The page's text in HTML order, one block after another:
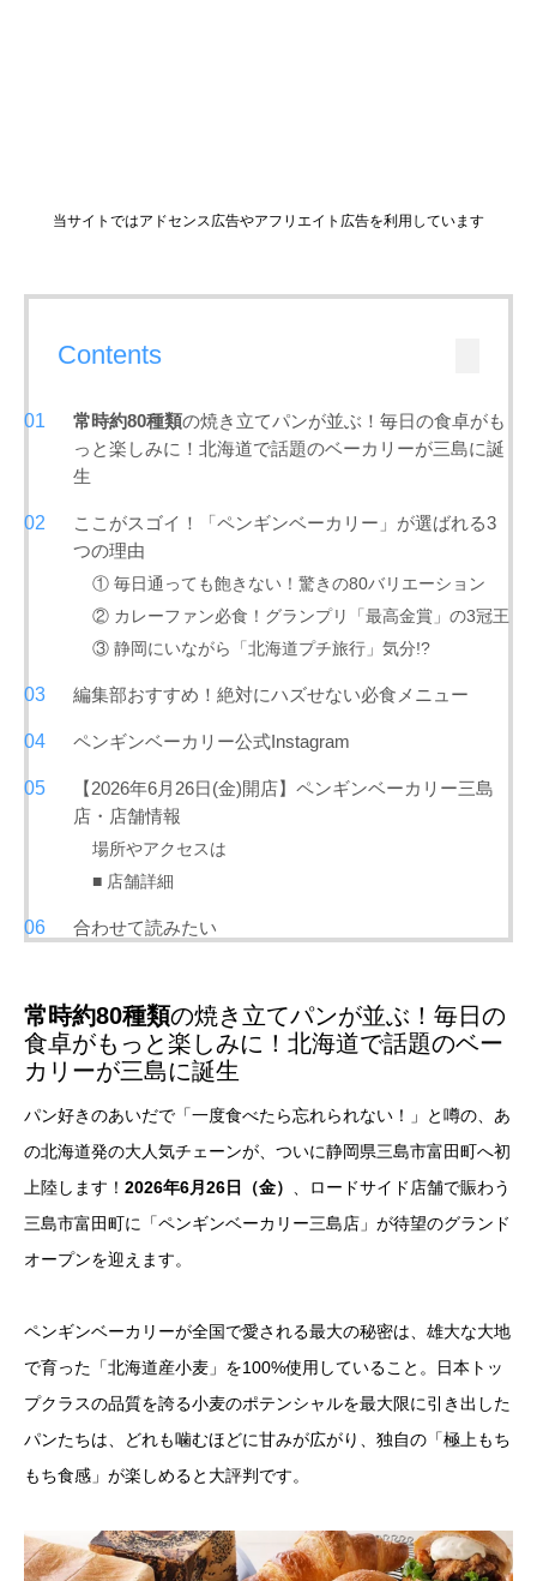
当サイトではアドセンス広告やアフリエイト広告を利用しています
Contents
常時約80種類の焼き立てパンが並ぶ！毎日の食卓がも
っと楽しみに！北海道で話題のベーカリーが三島に誕
生
ここがスゴイ！「ペンギンベーカリー」が選ばれる3
つの理由
① 毎日通っても飽きない！驚きの80バリエーション
② カレーファン必食！グランプリ「最高金賞」の3冠王
③ 静岡にいながら「北海道プチ旅行」気分!?
編集部おすすめ！絶対にハズせない必食メニュー
ペンギンベーカリー公式Instagram
【2026年6月26日(金)開店】ペンギンベーカリー三島
店・店舗情報
場所やアクセスは
■ 店舗詳細
合わせて読みたい
常時約80種類の焼き立てパンが並ぶ！毎日の
食卓がもっと楽しみに！北海道で話題のベー
カリーが三島に誕生
パン好きのあいだで「一度食べたら忘れられない！」と噂の、あ
の北海道発の大人気チェーンが、ついに静岡県三島市富田町へ初
上陸します！ 2026年6月26日（金）
、ロードサイド店舗で賑わう
三島市富田町に「ペンギンベーカリー三島店」が待望のグランド
オープンを迎えます。
ペンギンベーカリーが全国で愛される最大の秘密は、雄大な大地
で育った「北海道産小麦」を100%使用していること。日本トッ
プクラスの品質を誇る小麦のポテンシャルを最大限に引き出した
パンたちは、どれも噛むほどに甘みが広がり、独自の「極上もち
もち食感」が楽しめると大評判です。